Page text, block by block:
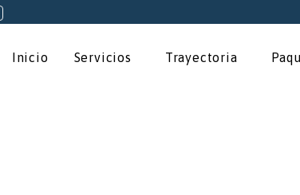
Inicio Servicios Trayectoria